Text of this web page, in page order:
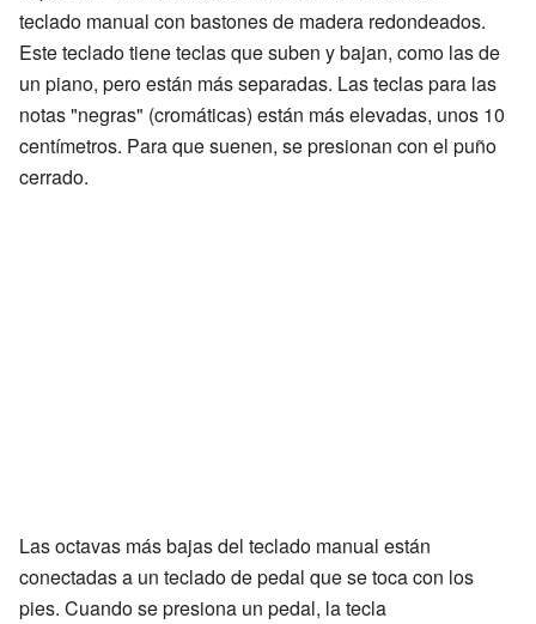
teclado manual con bastones de madera redondeados.
Este teclado tiene teclas que suben y bajan, como las de
un piano, pero están más separadas. Las teclas para las
notas "negras" (cromáticas) están más elevadas, unos 10
centímetros. Para que suenen, se presionan con el puño
cerrado.
Las octavas más bajas del teclado manual están
conectadas a un teclado de pedal que se toca con los
pies. Cuando se presiona un pedal, la tecla